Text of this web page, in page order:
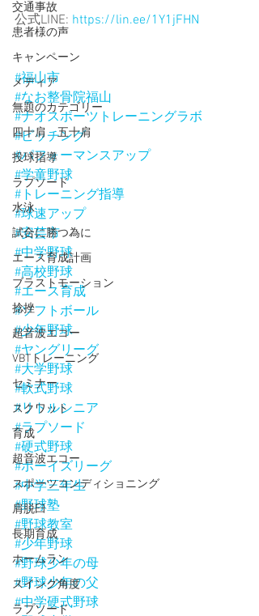
交通事故
患者様の声
キャンペーン
メディア
無題のカテゴリー
四十肩 五十肩
投球指導
ラプソード
水泳
試合に勝つ為に
エース育成計画
ブラストモーション
捻挫
超音波エコー
VBTトレーニング
セミナー
スクワット
育成
超音波エコー
スポーツコンディショニング
肩脱臼
長期育成
ホームラン
スイング角度
ラプソード
公式LINE: https://lin.ee/1Y1jFHN
#福山市
#なお整骨院福山
#ナオスポーツトレーニングラボ
#ピッチング
#パフォーマンスアップ
#学童野球
#トレーニング指導
#球速アップ
#安芸市
#中学野球
#高校野球
#エース育成
#ソフトボール
#少年野球
#ヤングリーグ
#大学野球
#軟式野球
#リトルシニア
#ラプソード
#硬式野球
#ボーイズリーグ
#中学三年生
#野球塾
#野球教室
#少年野球
#野球少年の母
#野球少年の父
#中学硬式野球